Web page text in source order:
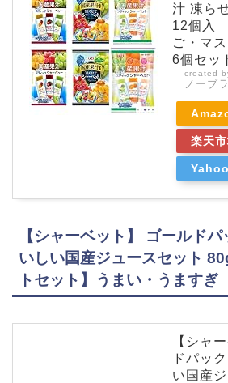
汁 凍ら
12個入
ご・マ
6個セッ
created
ノーブ
楽天
【シャーベット】 ゴールド
いしい国産ジュースセット
トセット】うまい・うますぎ
【シャ
ドパッ
い国産